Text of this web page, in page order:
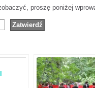
proszę poniżej